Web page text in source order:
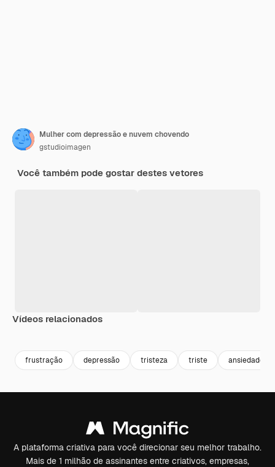
Mulher com depressão e nuvem chovendo
gstudioimagen
Você também pode gostar destes vetores
Vídeos relacionados
frustração depressão tristeza triste ansiedade
A plataforma criativa para você direcionar seu melhor trabalho.
Mais de 1 milhão de assinantes entre criativos, empresas,